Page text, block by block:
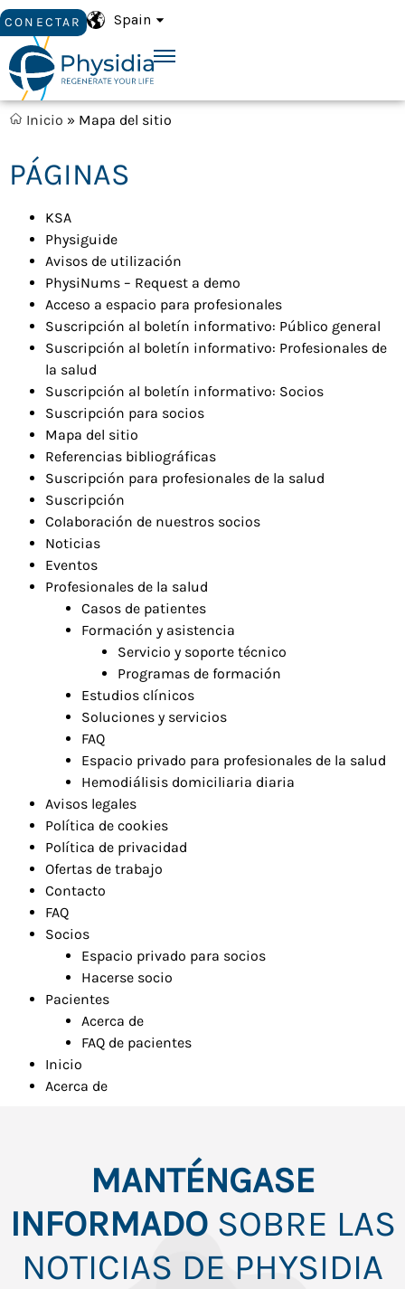
CONECTAR Spain
Inicio » Mapa del sitio
PÁGINAS
KSA
Physiguide
Avisos de utilización
PhysiNums – Request a demo
Acceso a espacio para profesionales
Suscripción al boletín informativo: Público general
Suscripción al boletín informativo: Profesionales de
la salud
Suscripción al boletín informativo: Socios
Suscripción para socios
Mapa del sitio
Referencias bibliográficas
Suscripción para profesionales de la salud
Suscripción
Colaboración de nuestros socios
Noticias
Eventos
Profesionales de la salud
Casos de patientes
Formación y asistencia
Servicio y soporte técnico
Programas de formación
Estudios clínicos
Soluciones y servicios
FAQ
Espacio privado para profesionales de la salud
Hemodiálisis domiciliaria diaria
Avisos legales
Política de cookies
Política de privacidad
Ofertas de trabajo
Contacto
FAQ
Socios
Espacio privado para socios
Hacerse socio
Pacientes
Acerca de
FAQ de pacientes
Inicio
Acerca de
MANTÉNGASE
INFORMADOSOBRE LAS
NOTICIAS DE PHYSIDIA